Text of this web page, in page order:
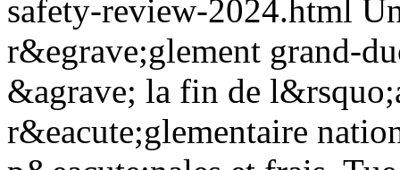
safety-review-2024.html
r&egrave;glement grand-
&agrave; la fin de
r&eacute;glementaire